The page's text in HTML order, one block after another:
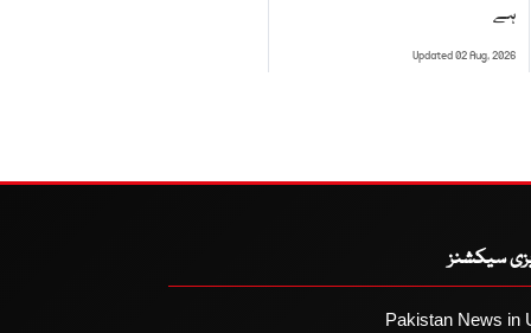
ہے
Updated 02 Aug, 2026
سیکشنز
Pakistan News in